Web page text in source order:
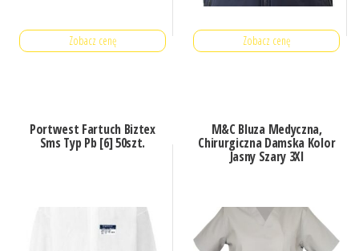
Zobacz cenę Zobacz cenę
Portwest Fartuch Biztex
Sms Typ Pb [6] 50szt.
M&C Bluza Medyczna,
Chirurgiczna Damska Kolor
Jasny Szary 3Xl